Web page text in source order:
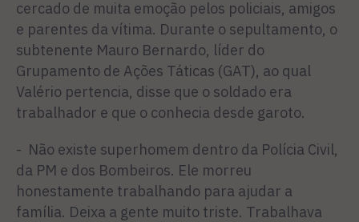
cercado de muita emoção pelos policiais, amigos
e parentes da vítima. Durante o sepultamento, o
subtenente Mauro Bernardo, líder do
Grupamento de Ações Táticas (GAT), ao qual
Valério pertencia, disse que o soldado era
trabalhador e que o conhecia desde garoto.
- Não existe superhomem dentro da Polícia Civil,
da PM e dos Bombeiros. Ele morreu
honestamente trabalhando para ajudar a
família. Deixa a gente muito triste. Trabalhava